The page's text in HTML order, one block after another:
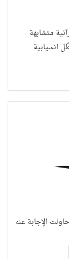
متشابهة
انسيابية
الإجابة عنه